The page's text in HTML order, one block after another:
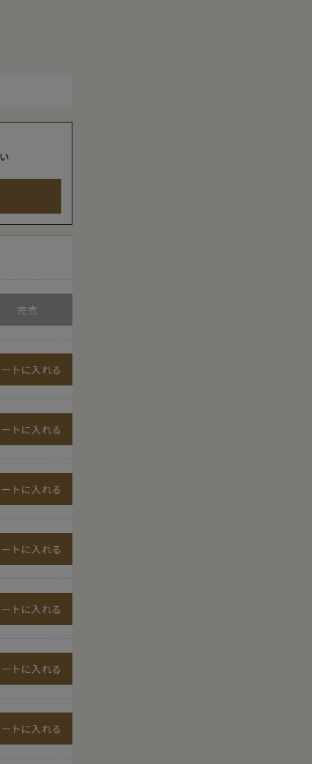
ートに入れる
ートに入れる
ートに入れる
ートに入れる
ートに入れる
ートに入れる
ートに入れる